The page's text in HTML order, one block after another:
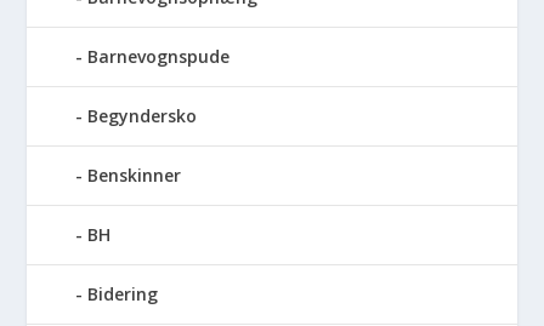
Barnevognspude
Begyndersko
Benskinner
BH
Bidering